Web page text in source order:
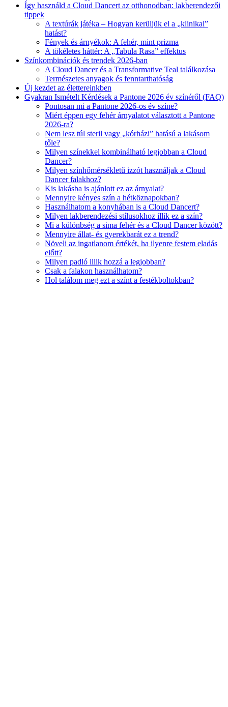
Így használd a Cloud Dancert az otthonodban: lakberendezői
tippek
A textúrák játéka – Hogyan kerüljük el a „klinikai”
hatást?
Fények és árnyékok: A fehér, mint prizma
A tökéletes háttér: A „Tabula Rasa” effektus
Színkombinációk és trendek 2026-ban
A Cloud Dancer és a Transformative Teal találkozása
Természetes anyagok és fenntarthatóság
Új kezdet az élettereinkben
Gyakran Ismételt Kérdések a Pantone 2026 év színéről (FAQ)
Pontosan mi a Pantone 2026-os év színe?
Miért éppen egy fehér árnyalatot választott a Pantone
2026-ra?
Nem lesz túl steril vagy „kórházi” hatású a lakásom
tőle?
Milyen színekkel kombinálható legjobban a Cloud
Dancer?
Milyen színhőmérsékletű izzót használjak a Cloud
Dancer falakhoz?
Kis lakásba is ajánlott ez az árnyalat?
Mennyire kényes szín a hétköznapokban?
Használhatom a konyhában is a Cloud Dancert?
Milyen lakberendezési stílusokhoz illik ez a szín?
Mi a különbség a sima fehér és a Cloud Dancer között?
Mennyire állat- és gyerekbarát ez a trend?
Növeli az ingatlanom értékét, ha ilyenre festem eladás
előtt?
Milyen padló illik hozzá a legjobban?
Csak a falakon használhatom?
Hol találom meg ezt a színt a festékboltokban?